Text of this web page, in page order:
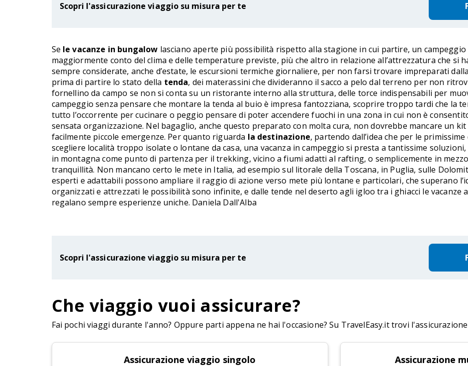
Scopri l'assicurazione viaggio su misura per te
Se le vacanze in bungalow lasciano aperte più possibilità rispetto alla stagione in cui partire, un
maggiormente conto del clima e delle temperature previste, più che altro in relazione all’attrezzatura che si
sempre considerate, anche d’estate, le escursioni termiche giornaliere, per non farsi trovare impreparati
prima di partire lo stato della tenda, dei materassini che divideranno il sacco a pelo dal terreno per non
fornellino da campo se non si conta su un ristorante interno alla struttura, delle torce indispensabili per
campeggio senza pensare che montare la tenda al buio è impresa fantozziana, scoprire troppo tardi che la
tutto l’occorrente per cucinare o peggio pensare di poter accendere fuochi in una zona in cui non è
sensata organizzazione. Nel bagaglio, anche questo preparato con molta cura, non dovrebbe mancare un
facilmente piccole emergenze. Per quanto riguarda la destinazione, partendo dall’idea che per le
scegliere località troppo isolate o lontane da casa, una vacanza in campeggio si presta a tantissime
in montagna come punto di partenza per il trekking, vicino a fiumi adatti al rafting, o semplicemente in
tranquillità. Non mancano certo le mete in Italia, ad esempio sul litorale della Toscana, in Puglia, sulle
esperti e adattabili possono ampliare il raggio di azione verso mete più lontane e particolari, che superano
organizzati e attrezzati le possibilità sono infinite, e dalle tende nel deserto agli igloo tra i ghiacci le vacanze
regalano sempre esperienze uniche. Daniela Dall'Alba
Scopri l'assicurazione viaggio su misura per te
Che viaggio vuoi assicurare?
Fai pochi viaggi durante l'anno? Oppure parti appena ne hai l'occasione? Su TravelEasy.it trovi
Assicurazione viaggio singolo Assicurazione